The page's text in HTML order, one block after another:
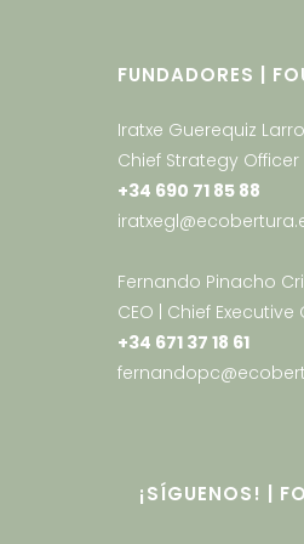
FUNDADORES |
Iratxe Guerequiz
Chief Strategy Officer
+34 690 71 85 88
Fernando Pinacho
CEO | Chief Executive
+34 671 37 18 61
¡SÍGUENOS! |